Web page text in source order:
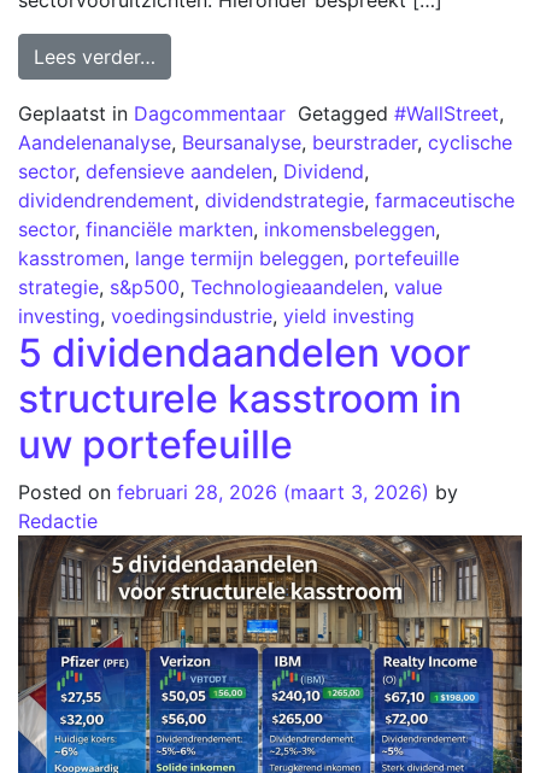
Lees verder…
Geplaatst in Dagcommentaar Getagged #WallStreet,
Aandelenanalyse, Beursanalyse, beurstrader, cyclische
sector, defensieve aandelen, Dividend,
dividendrendement, dividendstrategie, farmaceutische
sector, financiële markten, inkomensbeleggen,
kasstromen, lange termijn beleggen, portefeuille
strategie, s&p500, Technologieaandelen, value
investing, voedingsindustrie, yield investing
5 dividendaandelen voor
structurele kasstroom in
uw portefeuille
Posted on februari 28, 2026 (maart 3, 2026) by
Redactie